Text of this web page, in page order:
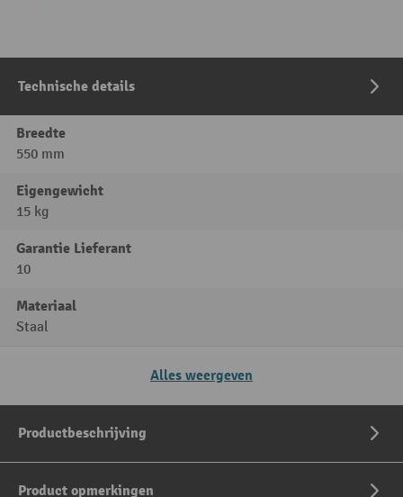
Technische details
Breedte
550 mm
Eigengewicht
15 kg
Garantie Lieferant
10
Materiaal
Staal
Alles weergeven
Productbeschrijving
Product opmerkingen